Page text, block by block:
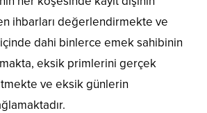
ihbarları değerlendirmekte ve
dahi binlerce emek sahibinin
eksik primlerini gerçek
ve eksik günlerin